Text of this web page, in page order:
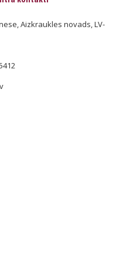
Aizkraukles novads, LV-